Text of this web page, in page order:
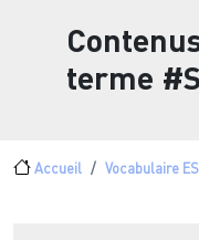
terme
Fil d'Ariane
Accueil Vocabulaire